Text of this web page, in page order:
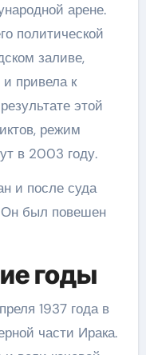
арене.
политической
заливе,
привела к
этой
режим
в 2003 году.
и после суда
Он был повешен
годы
1937 года в
части Ирака.